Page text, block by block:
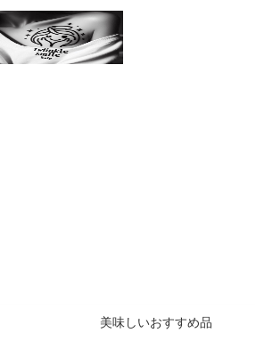
美味しいおすすめ品